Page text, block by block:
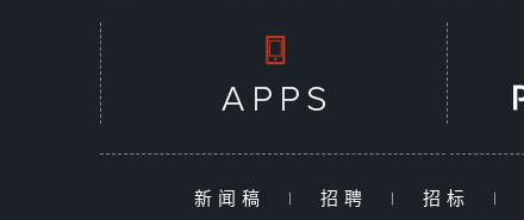
新闻稿 | 招聘 | 招标 |